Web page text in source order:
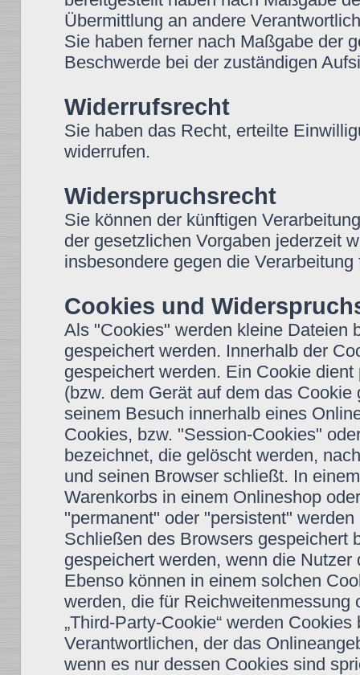
Übermittlung an andere
Sie haben ferner nach Maßgabe der
Beschwerde bei der zuständigen
Widerrufsrecht
Sie haben das Recht, erteilte
widerrufen.
Widerspruchsrecht
Sie können der künftigen
der gesetzlichen Vorgaben jederzeit
insbesondere gegen die
Cookies und
Als "Cookies" werden kleine Dateien
gespeichert werden. Innerhalb der
gespeichert werden. Ein Cookie
(bzw. dem Gerät auf dem das
seinem Besuch innerhalb eines
Cookies, bzw. "Session-Cookies"
bezeichnet, die gelöscht werden,
und seinen Browser schließt. In
Warenkorbs in einem Onlineshop
"permanent" oder "persistent"
Schließen des Browsers gespeichert
gespeichert werden, wenn die
Ebenso können in einem solchen
werden, die für
„Third-Party-Cookie“ werden
Verantwortlichen, der das
wenn es nur dessen Cookies sind